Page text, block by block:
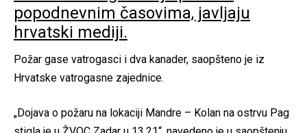
popodnevnim časovima, javljaju
hrvatski mediji.
Požar gase vatrogasci i dva kanader, saopšteno je iz
Hrvatske vatrogasne zajednice.
„Dojava o požaru na lokaciji Mandre – Kolan na ostrvu Pag